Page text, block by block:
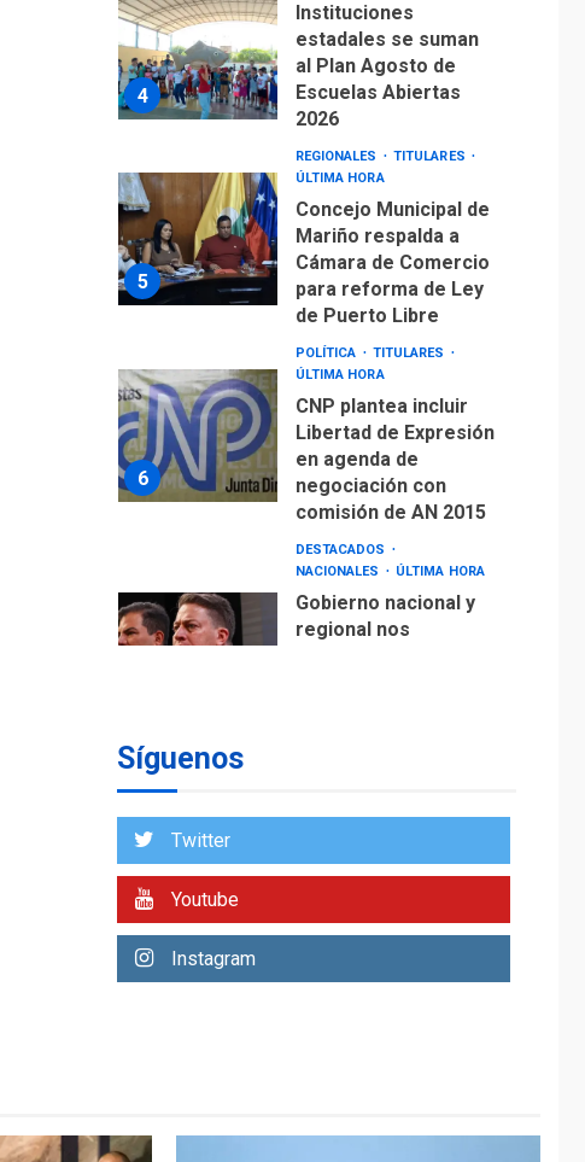
4
Instituciones
estadales se suman
al Plan Agosto de
Escuelas Abiertas
2026
5
REGIONALES
TITULARES
ÚLTIMA HORA
Concejo Municipal de
Mariño respalda a
Cámara de Comercio
para reforma de Ley
de Puerto Libre
6
POLÍTICA
TITULARES
ÚLTIMA HORA
CNP plantea incluir
Libertad de Expresión
en agenda de
negociación con
comisión de AN 2015
DESTACADOS
NACIONALES
ÚLTIMA HORA
Gobierno nacional y
regional nos
1
ÚLTIMA HORA
operaciones de carga
Aeropuerto de
Síguenos
Twitter
Youtube
Instagram